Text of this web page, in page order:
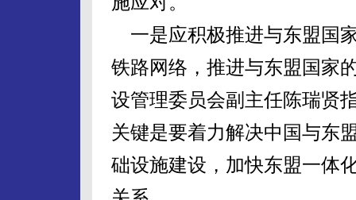
一是应积极推进与东盟国
铁路网络，推进与东盟国家
设管理委员会副主任陈瑞贤
关键是要着力解决中国与东
础设施建设，加快东盟一体